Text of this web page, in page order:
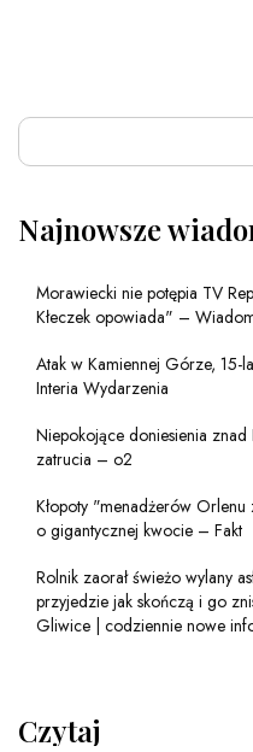
Najnowsze
Morawiecki nie potępia TV
Kłeczek opowiada" –
Atak w Kamiennej Górze, 15-
Interia Wydarzenia
Niepokojące doniesienia znad
zatrucia – o2
Kłopoty "menadżerów
o gigantycznej kwocie – Fakt
Rolnik zaorał świeżo wylany
przyjedzie jak skończą i go
Gliwice | codziennie nowe
Czytaj